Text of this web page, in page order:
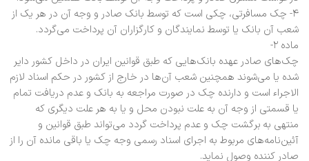
۴- چک مسافرتی، چکی است که توسط بانک صادر و وجه آن در هر یک از
شعب آن بانک یا توسط نمایندگان و کارگزاران آن پرداخت می‌گردد.
ماده ۲-
چک‌های صادر عهده بانک‌هایی که طبق قوانین ایران در داخل کشور دایر
شده یا می‌شوند همچنین شعب آن‌ها در خارج از کشور در حکم اسناد لازم
الاجراء است و دارنده چک در صورت مراجعه به بانک و عدم دریافت تمام
یا قسمتی از وجه آن به علت نبودن محل و یا به هر علت دیگری که
منتهی به برگشت چک و عدم پرداخت گردد می‌تواند طبق قوانین و
آئین‌نامه‌های مربوط به اجرای اسناد رسمی وجه چک یا باقی مانده آن را از
صادر کننده وصول نماید.